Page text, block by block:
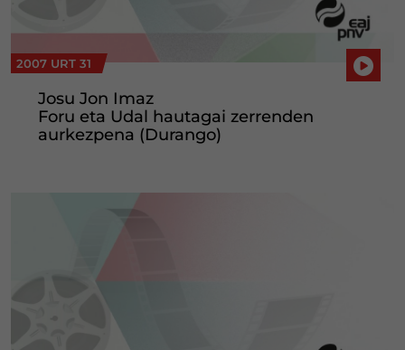
2007 URT 31
Josu Jon Imaz
Foru eta Udal hautagai zerrenden
aurkezpena (Durango)